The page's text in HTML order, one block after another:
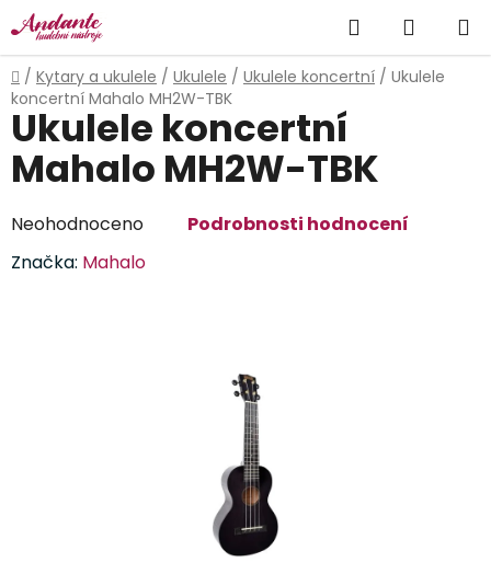
Přejít
na
obsah
Hledat
KOŠÍK
Domů
/ Kytary a ukulele / Ukulele / Ukulele koncertní / Ukulele
koncertní Mahalo MH2W-TBK
Ukulele koncertní
Mahalo MH2W-TBK
Průměrné
produktu
Neohodnoceno
Podrobnosti hodnocení
Značka: Mahalo